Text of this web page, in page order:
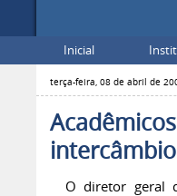
Inicial
terça-feira, 08 de abril de
intercâmbio
O diretor geral